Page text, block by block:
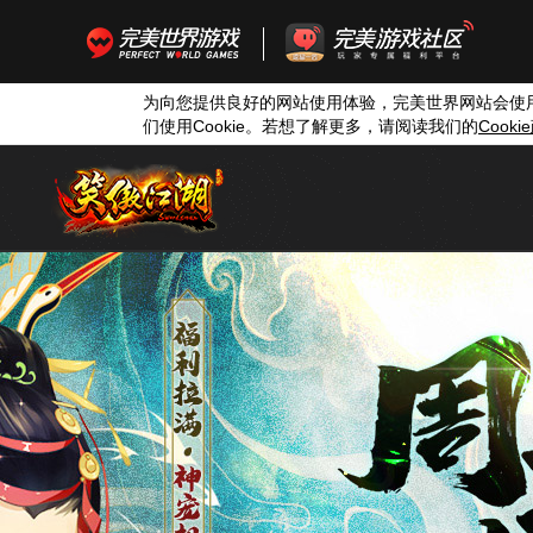
为向您提供良好的网站使用体验，完美世界网站会使
们使用Cookie。若想了解更多，请阅读我们的Cookie